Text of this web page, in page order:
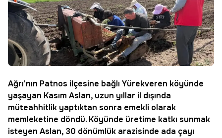
Ağrı'nın Patnos ilçesine bağlı Yürekveren köyünde
yaşayan Kasım Aslan, uzun yıllar il dışında
müteahhitlik yaptıktan sonra emekli olarak
memleketine döndü. Köyünde üretime katkı sunmak
isteyen Aslan, 30 dönümlük arazisinde ada çayı